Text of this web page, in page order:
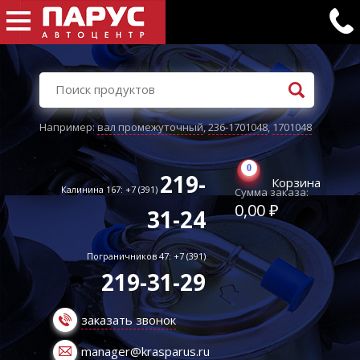
Например:вал промежуточный,236-1701048,1701048
Калинина 167: +7 (391) 219-
31-24
Пограничников 47: +7 (391)
219-31-29
заказать звонок
manager@krasparus.ru
0
Корзина
Сумма заказа:
0,00 ₽